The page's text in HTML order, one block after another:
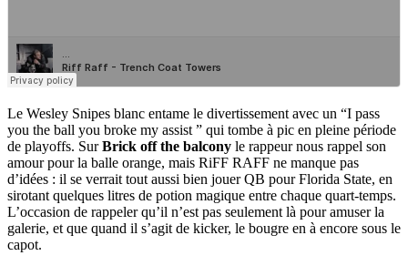
Le Wesley Snipes blanc entame le divertissement avec un “I pass
you the ball you broke my assist ” qui tombe à pic en pleine période
de playoffs. SurBrick off the balcony le rappeur nous rappel son
amour pour la balle orange, mais RiFF RAFF ne manque pas
d’idées : il se verrait tout aussi bien jouer QB pour Florida State, en
sirotant quelques litres de potion magique entre chaque quart-temps.
L’occasion de rappeler qu’il n’est pas seulement là pour amuser la
galerie, et que quand il s’agit de kicker, le bougre en à encore sous le
capot.